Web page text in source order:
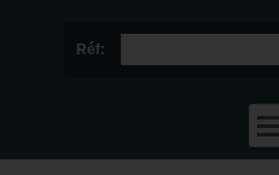
Réf: